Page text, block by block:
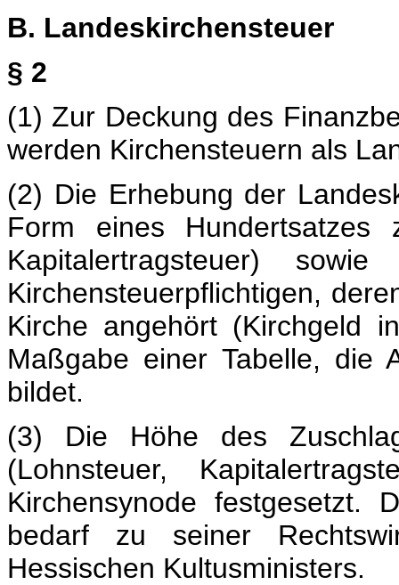
B. Landeskirchensteuer
§ 2
(1) Zur Deckung des
werden Kirchensteuern als
(2) Die Erhebung der
Form eines Hundertsatzes
Kapitalertragsteuer)
Kirchensteuerpflichtigen,
Kirche angehört (Kirchgeld
Maßgabe einer Tabelle, die
bildet.
(3) Die Höhe des
(Lohnsteuer,
Kirchensynode festgesetzt.
bedarf zu seiner
Hessischen Kultusministers.